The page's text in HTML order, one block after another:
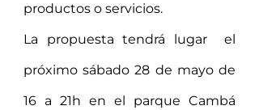
productos o servicios.
La propuesta tendrá lugar  el
próximo sábado 28 de mayo de
16 a 21h en el parque Cambá